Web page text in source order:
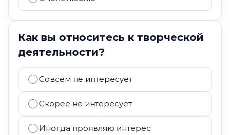
Как вы относитесь к творческой
деятельности?
Совсем не интересует
Скорее не интересует
Иногда проявляю интерес